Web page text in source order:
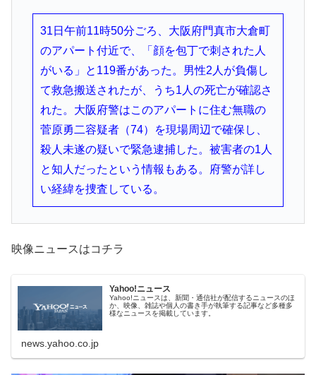
31日午前11時50分ごろ、大阪府門真市大倉町
のアパート付近で、「顔を包丁で刺された人
がいる」と119番があった。男性2人が負傷し
て救急搬送されたが、うち1人の死亡が確認さ
れた。大阪府警はこのアパートに住む無職の
菅原勇二容疑者（74）を現場周辺で確保し、
殺人未遂の疑いで緊急逮捕した。被害者の1人
と知人だったという情報もある。府警が詳し
い経緯を捜査している。
映像ニュースはコチラ
Yahoo!ニュース
Yahoo!ニュースは、新聞・通信社が配信するニュースのほ
か、映像、雑誌や個人の書き手が執筆する記事など多種多
様なニュースを掲載しています。
news.yahoo.co.jp